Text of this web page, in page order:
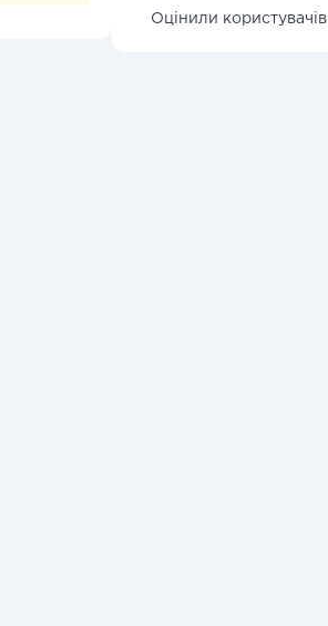
Оцінили користувачів